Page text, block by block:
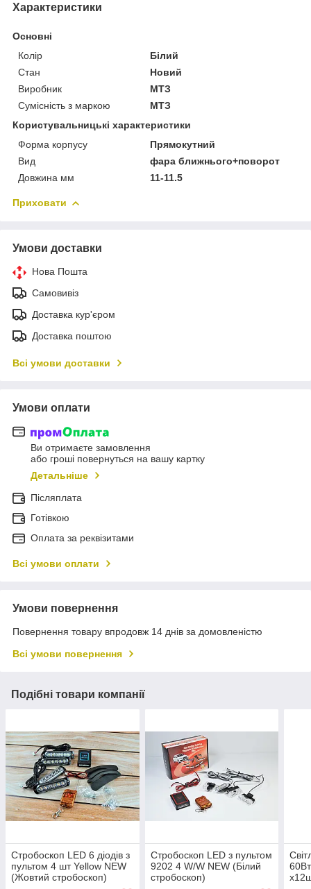
Характеристики
Основні
Колір
Білий
Стан
Новий
Виробник
МТЗ
Сумісність з маркою
МТЗ
Користувальницькі характеристики
Форма корпусу
Прямокутний
Вид
фара ближнього+поворот
Довжина мм
11-11.5
Приховати
Умови доставки
Нова Пошта
Самовивіз
Доставка кур'єром
Доставка поштою
Всі умови доставки
Умови оплати
Ви отримаєте замовлення
або гроші повернуться на вашу картку
Детальніше
Післяплата
Готівкою
Оплата за реквізитами
Всі умови оплати
Умови повернення
Повернення товару впродовж 14 днів за домовленістю
Всі умови повернення
Подібні товари компанії
Стробоскоп LED 6 діодів з
пультом 4 шт Yellow NEW
(Жовтий стробоскоп)
Стробоскоп LED з пультом
9202 4 W/W NEW (Білий
стробоскоп)